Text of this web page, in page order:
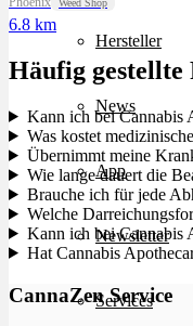
Hersteller
News
App
Newsletter
Services
Weed Shop
6.8 km
Häufig gestellte
Kann ich bei Cannabis
Was kostet
Übernimmt meine
Wie lange dauert die
Brauche ich für jede
Welche
Kann ich bei Cannabis
Hat Cannabis
CannaZen Service